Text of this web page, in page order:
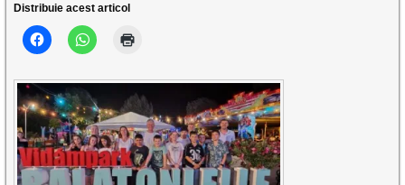
Distribuie acest articol